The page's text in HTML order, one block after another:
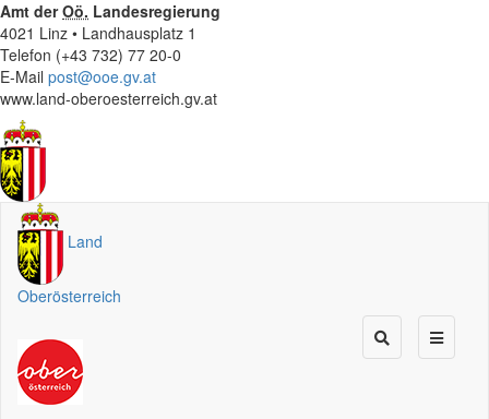
Amt derOö. Landesregierung
4021 Linz • Landhausplatz 1
Telefon (+43 732) 77 20-0
E-Mail post@ooe.gv.at
www.land-oberoesterreich.gv.at
Land
Oberösterreich